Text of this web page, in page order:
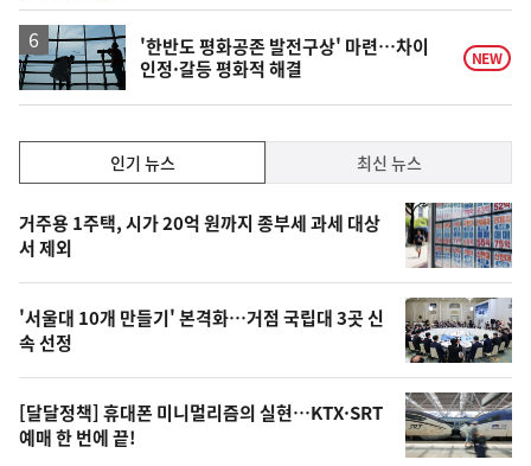
일
'한반도 평화공존 발전구상' 마련…차이
인정·갈등 평화적 해결
NEW
기,
최
신,
오
늘
의
영
상
인기 뉴스 최신 뉴스
기
뉴
스
거주용 1주택, 시가 20억 원까지 종부세 과세 대상
서 제외
'서울대 10개 만들기' 본격화…거점 국립대 3곳 신
속 선정
[달달정책] 휴대폰 미니멀리즘의 실현…KTX·SRT
예매 한 번에 끝!